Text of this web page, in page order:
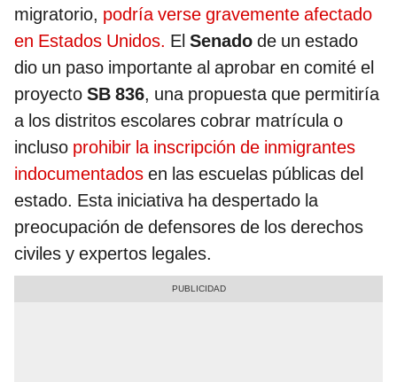
migratorio, podría verse gravemente afectado
en Estados Unidos. El Senado de un estado
dio un paso importante al aprobar en comité el
proyecto SB 836, una propuesta que permitiría
a los distritos escolares cobrar matrícula o
incluso prohibir la inscripción de inmigrantes
indocumentados en las escuelas públicas del
estado. Esta iniciativa ha despertado la
preocupación de defensores de los derechos
civiles y expertos legales.